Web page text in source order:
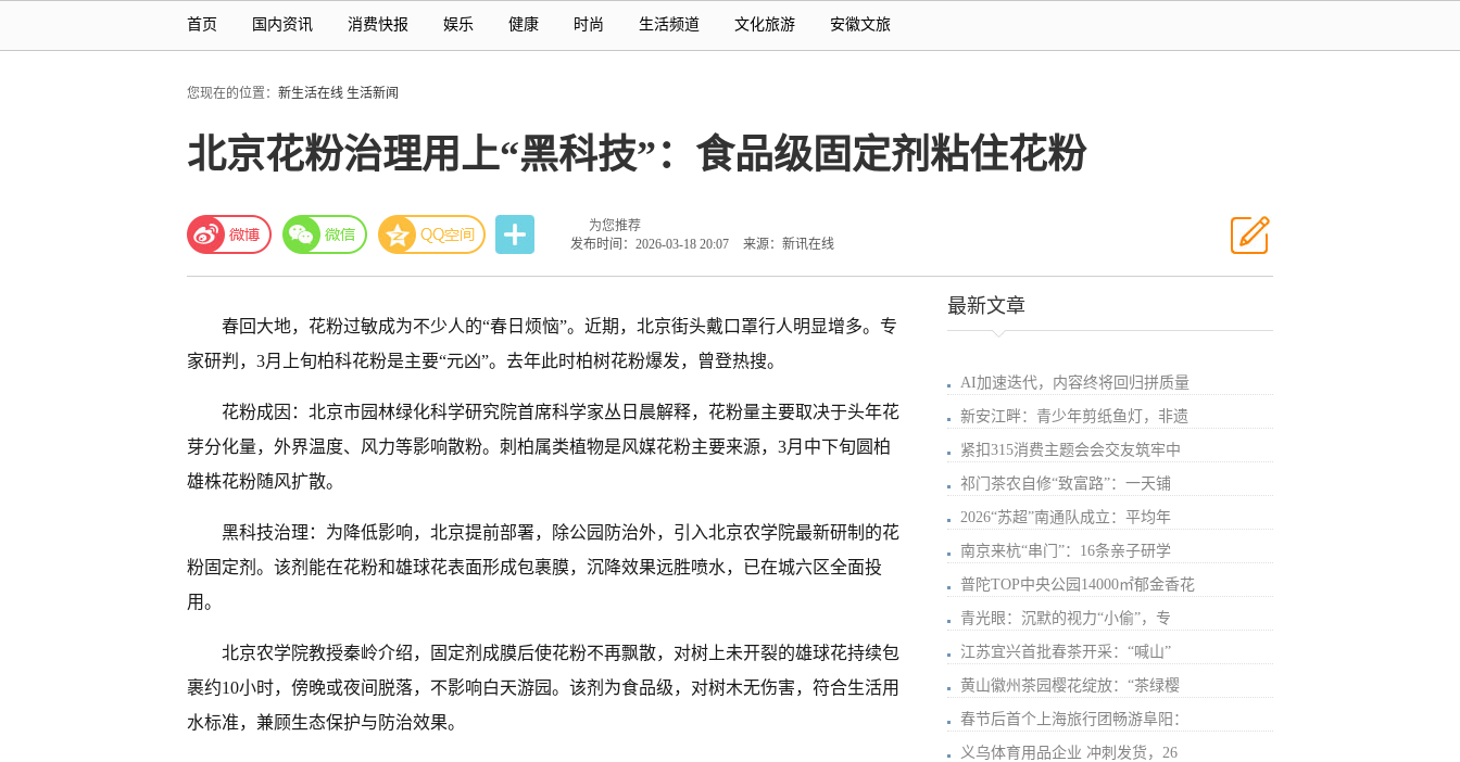
首页 国内资讯 消费快报 娱乐 健康 时尚 生活频道 文化旅游 安徽文旅
您现在的位置： 新生活在线 生活新闻
北京花粉治理用上“黑科技”：食品级固定剂粘住花粉
为您推荐
发布时间：2026-03-18 20:07
来源：新讯在线
春回大地，花粉过敏成为不少人的“春日烦恼”。近期，北京街头戴口罩行人明显增多。专
家研判，3月上旬柏科花粉是主要“元凶”。去年此时柏树花粉爆发，曾登热搜。
花粉成因：北京市园林绿化科学研究院首席科学家丛日晨解释，花粉量主要取决于头年花
芽分化量，外界温度、风力等影响散粉。刺柏属类植物是风媒花粉主要来源，3月中下旬圆柏
雄株花粉随风扩散。
黑科技治理：为降低影响，北京提前部署，除公园防治外，引入北京农学院最新研制的花
粉固定剂。该剂能在花粉和雄球花表面形成包裹膜，沉降效果远胜喷水，已在城六区全面投
用。
北京农学院教授秦岭介绍，固定剂成膜后使花粉不再飘散，对树上未开裂的雄球花持续包
裹约10小时，傍晚或夜间脱落，不影响白天游园。该剂为食品级，对树木无伤害，符合生活用
水标准，兼顾生态保护与防治效果。
最新文章
AI加速迭代，内容终将回归拼质量
新安江畔：青少年剪纸鱼灯，非遗
紧扣315消费主题会会交友筑牢中
祁门茶农自修“致富路”：一天铺
2026“苏超”南通队成立：平均年
南京来杭“串门”：16条亲子研学
普陀TOP中央公园14000㎡郁金香花
青光眼：沉默的视力“小偷”，专
江苏宜兴首批春茶开采：“喊山”
黄山徽州茶园樱花绽放：“茶绿樱
春节后首个上海旅行团畅游阜阳：
义乌体育用品企业 冲刺发货，26